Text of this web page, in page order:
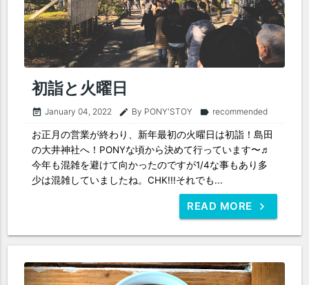
初詣と火曜日
event_note January 04, 2022 edit By PONY'STOY label recommended
お正月の営業が終わり、新年最初の火曜日は初詣！島田
の大井神社へ！PONYな頃から決めて行っています〜♬
今年も混雑を避けて向かったのですが1/4な事もあり多
少は混雑していましたね。CHK!!!それでも...
READ MORE